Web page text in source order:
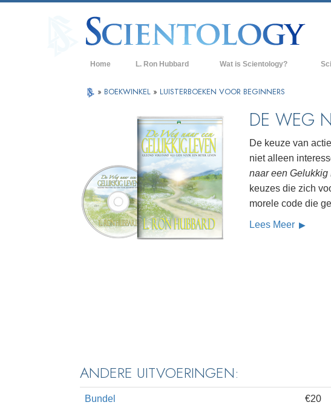
Home L. Ron Hubbard Wat is Scientology?
Wat scientologen zeggen over
Scientology
Maak kennis met een scientoloog
Binnen in een Kerk
De Grondbeginselen van
Een Inleiding tot Dianetics
Flag
hele
» BOEKWINKEL » LUISTERBOEKEN VOOR BEGINNERS
DE WEG
De keuze van
niet alleen
naar een Gelukkig
keuzes die zich
morele code die
Lees Meer
ANDERE UITVOERINGEN:
Bundel €20